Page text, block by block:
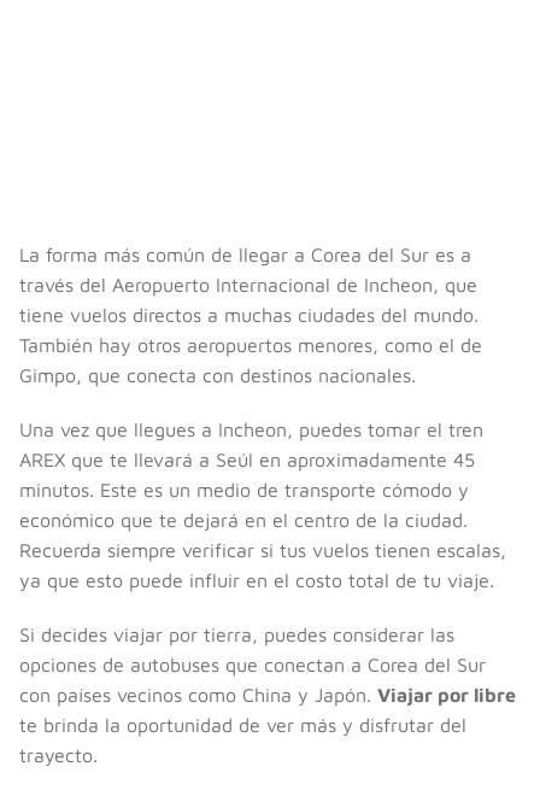
La forma más común de llegar a Corea del Sur es a
través del Aeropuerto Internacional de Incheon, que
tiene vuelos directos a muchas ciudades del mundo.
También hay otros aeropuertos menores, como el de
Gimpo, que conecta con destinos nacionales.
Una vez que llegues a Incheon, puedes tomar el tren
AREX que te llevará a Seúl en aproximadamente 45
minutos. Este es un medio de transporte cómodo y
económico que te dejará en el centro de la ciudad.
Recuerda siempre verificar si tus vuelos tienen escalas,
ya que esto puede influir en el costo total de tu viaje.
Si decides viajar por tierra, puedes considerar las
opciones de autobuses que conectan a Corea del Sur
con países vecinos como China y Japón. Viajar por libre
te brinda la oportunidad de ver más y disfrutar del
trayecto.